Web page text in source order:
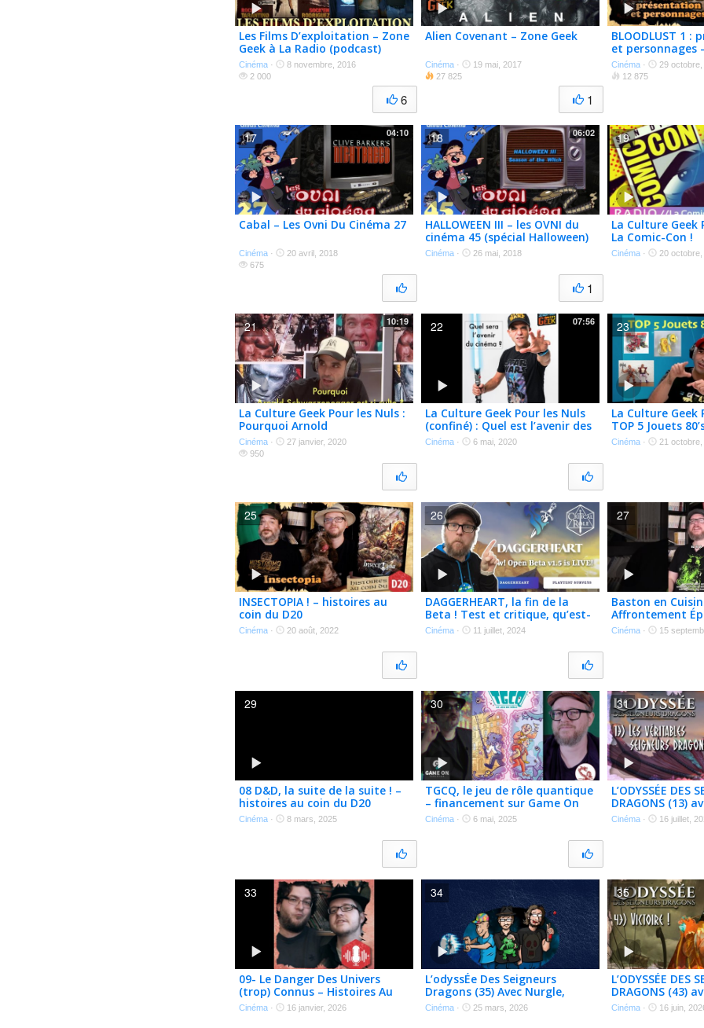
Les Films D’exploitation – Zone
Geek à La Radio (podcast)
Cinéma ·
8 novembre, 2016
2 000
6
Alien Covenant – Zone Geek
Cinéma ·
19 mai, 2017
27 825
1
BLOODLUST 1 :
et personnages
coin du D20
Cinéma ·
29 octobre,
12 875
04:10
Cabal – Les Ovni Du Cinéma 27
Cinéma ·
20 avril, 2018
675
17 06:02
HALLOWEEN III – les OVNI du
cinéma 45 (spécial Halloween)
Cinéma · 26 mai, 2018
1
18
La Culture Geek
La Comic-Con !
Cinéma · 20 octobre,
19
10:19
La Culture Geek Pour les Nuls :
Pourquoi Arnold
Shwarzenegger est il si culte ?
Cinéma ·
27 janvier, 2020
950
21 07:56
La Culture Geek Pour les Nuls
(confiné) : Quel est l’avenir des
salles de cinéma ?
Cinéma · 6 mai, 2020
22
La Culture Geek
TOP 5 Jouets
Cinéma · 21 octobre,
23
INSECTOPIA ! – histoires au
coin du D20
Cinéma · 20 août, 2022
25
DAGGERHEART, la fin de la
Beta ! Test et critique, qu’est-
ce que ça donne ?
Cinéma · 11 juillet, 2024
26
Baston en
Affrontement
Ogre Cuisinier
#eldenring
Cinéma · 15
27
08 D&D, la suite de la suite ! –
histoires au coin du D20
Podcast
Cinéma · 8 mars, 2025
29
TGCQ, le jeu de rôle quantique
– financement sur Game On
Tabletop
Cinéma · 6 mai, 2025
30
L’ODYSSÉE DES
DRAGONS (13)
@nathalie__013,
– Actual Play
Cinéma · 16 juillet,
31
09- Le Danger Des Univers
(trop) Connus – Histoires Au
Coin Du D20 Podcast
Cinéma · 16 janvier, 2026
33
L’odyssÉe Des Seigneurs
Dragons (35) Avec Nurgle,
@13media, @jadenkor02 –
Actual Play
Cinéma · 25 mars, 2026
34
L’ODYSSÉE DES
DRAGONS (43)
@nathalie__013,
– Actual Play
Cinéma · 16 juin,
35